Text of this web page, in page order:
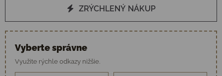
ZRÝCHLENÝ NÁKUP
Vyberte správne
Využite rýchle odkazy nižšie.